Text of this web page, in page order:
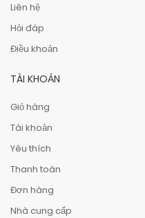
Liên hệ
Hỏi đáp
Điều khoản
TÀI KHOẢN
Giỏ hàng
Tài khoản
Yêu thích
Thanh toán
Đơn hàng
Nhà cung cấp